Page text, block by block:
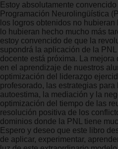
Estoy absolutamente
Programación Neurolingüística
los logros obtenidos no
lo hubieran hecho mucho más
estoy convencido de que la
supondrá la aplicación de la
docente está próxima. La mejora
en el aprendizaje de nuestros
optimización del liderazgo
profesorado, las estrategias para
autoestima, la mediación y la
optimización del tiempo de las
resolución positiva de los
dominios donde la PNL tiene
Espero y deseo que este libro
de aplicar, experimentar,